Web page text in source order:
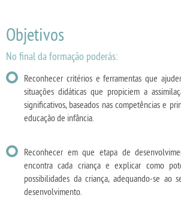
Objetivos
No final da formação poderás:
Reconhecer critérios e ferramentas que
situações didáticas que propiciem a
significativos, baseados nas competências e
educação de infância.
Reconhecer em que etapa de
encontra cada criança e explicar como
possibilidades da criança, adequando-se ao
desenvolvimento.